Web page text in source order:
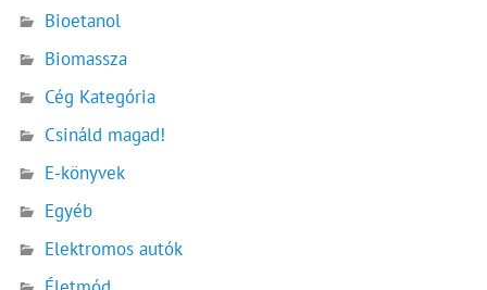
Bioetanol
Biomassza
Cég Kategória
Csináld magad!
E-könyvek
Egyéb
Elektromos autók